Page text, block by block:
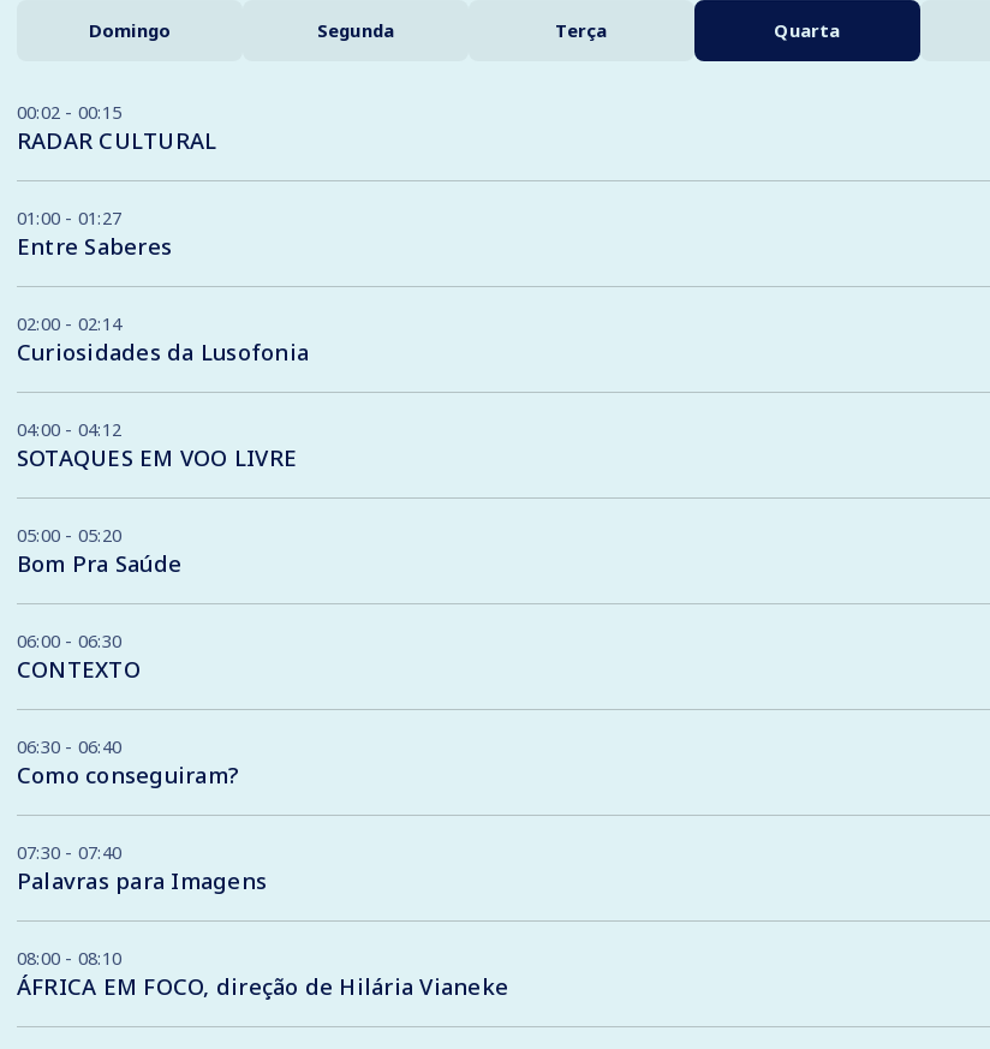
Domingo Segunda Terça Quarta
00:02 - 00:15
RADAR CULTURAL
01:00 - 01:27
Entre Saberes
02:00 - 02:14
Curiosidades da Lusofonia
04:00 - 04:12
SOTAQUES EM VOO LIVRE
05:00 - 05:20
Bom Pra Saúde
06:00 - 06:30
CONTEXTO
06:30 - 06:40
Como conseguiram?
07:30 - 07:40
Palavras para Imagens
08:00 - 08:10
ÁFRICA EM FOCO, direção de Hilária Vianeke